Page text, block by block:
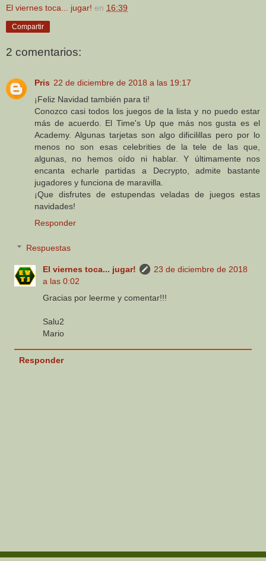
El viernes toca... jugar! en 16:39
Compartir
2 comentarios:
Pris 22 de diciembre de 2018 a las 19:17
¡Feliz Navidad también para ti!
Conozco casi todos los juegos de la lista y no puedo estar
más de acuerdo. El Time's Up que más nos gusta es el
Academy. Algunas tarjetas son algo dificilillas pero por lo
menos no son esas celebrities de la tele de las que,
algunas, no hemos oído ni hablar. Y últimamente nos
encanta echarle partidas a Decrypto, admite bastante
jugadores y funciona de maravilla.
¡Que disfrutes de estupendas veladas de juegos estas
navidades!
Responder
Respuestas
El viernes toca... jugar!
23 de diciembre de 2018
a las 0:02
Gracias por leerme y comentar!!!
Salu2
Mario
Responder